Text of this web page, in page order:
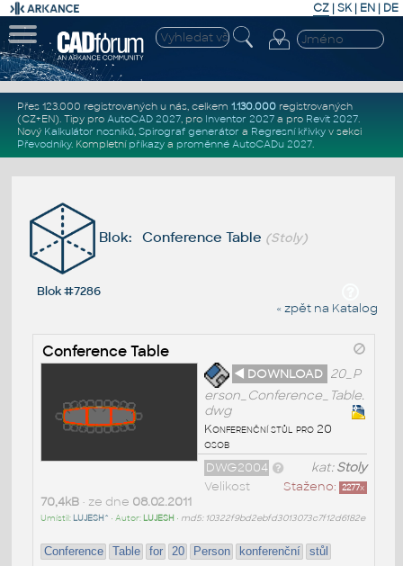
CZ | SK| EN | DE
Přes 123.000 registrovaných u nás, celkem 1.130.000registrovaných
(CZ+EN). Tipy pro AutoCAD 2027, pro Inventor 2027a pro Revit 2027.
Nový Kalkulátor nosníků, Spirograf generátor a Regresní křivkyv sekci
Převodníky. Kompletní příkazya proměnné AutoCADu 2027.
Blok: Conference Table (Stoly)
Blok #7286
« zpět na Katalog
Conference Table
◄ DOWNLOAD 20_P
erson_Conference_Table.
dwg
Konferenční stůl pro 20
osob
kat:Stoly
DWG2004
Staženo: 2277x
Velikost
70,4kB• ze dne 08.02.2011
Umístil: LUJESH^ • Autor: LUJESH • md5: 10322f9bd2ebfd3013073c7f12d6182e
Conference Table for 20 Person konferenční stůl